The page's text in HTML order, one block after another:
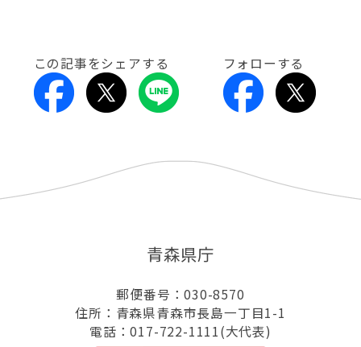
この記事をシェアする フォローする
青森県庁
郵便番号：030-8570
住所：青森県青森市長島一丁目1-1
電話：017-722-1111(大代表)